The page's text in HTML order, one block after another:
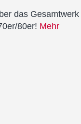
das Gesamtwerk
80er! Mehr